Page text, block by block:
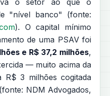
o setor ao que o
"nível banco" (fonte:
). O capital mínimo
de uma PSAV foi
e R$ 37,2 milhões,
— muito acima da
3 milhões cogitada
NDM Advogados,